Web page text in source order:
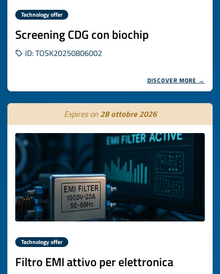
Technology offer
Screening CDG con biochip
ID: TOSK20250806002
DISCOVER MORE →
Expires on 28 ottobre 2026
Technology offer
Filtro EMI attivo per elettronica